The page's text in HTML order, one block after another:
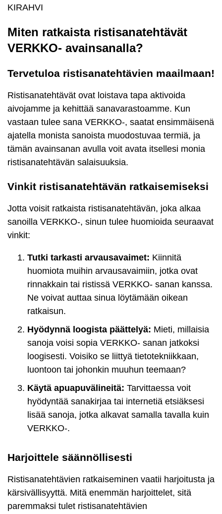
KIRAHVI
Miten ratkaista ristisanatehtävät
VERKKO- avainsanalla?
Tervetuloa ristisanatehtävien maailmaan!
Ristisanatehtävät ovat loistava tapa aktivoida
aivojamme ja kehittää sanavarastoamme. Kun
vastaan tulee sana VERKKO-, saatat ensimmäisenä
ajatella monista sanoista muodostuvaa termiä, ja
tämän avainsanan avulla voit avata itsellesi monia
ristisanatehtävän salaisuuksia.
Vinkit ristisanatehtävän ratkaisemiseksi
Jotta voisit ratkaista ristisanatehtävän, joka alkaa
sanoilla VERKKO-, sinun tulee huomioida seuraavat
vinkit:
Tutki tarkasti arvausavaimet: Kiinnitä
huomiota muihin arvausavaimiin, jotka ovat
rinnakkain tai ristissä VERKKO- sanan kanssa.
Ne voivat auttaa sinua löytämään oikean
ratkaisun.
Hyödynnä loogista päättelyä: Mieti, millaisia
sanoja voisi sopia VERKKO- sanan jatkoksi
loogisesti. Voisiko se liittyä tietotekniikkaan,
luontoon tai johonkin muuhun teemaan?
Käytä apuapuvälineitä: Tarvittaessa voit
hyödyntää sanakirjaa tai internetiä etsiäksesi
lisää sanoja, jotka alkavat samalla tavalla kuin
VERKKO-.
Harjoittele säännöllisesti
Ristisanatehtävien ratkaiseminen vaatii harjoitusta ja
kärsivällisyyttä. Mitä enemmän harjoittelet, sitä
paremmaksi tulet ristisanatehtävien